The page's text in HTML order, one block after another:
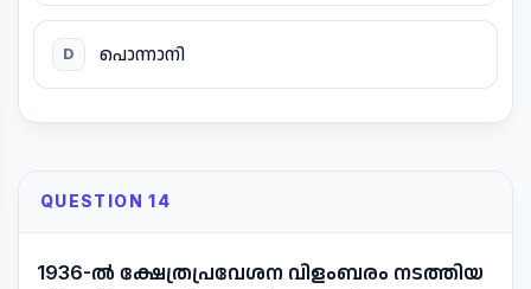
D പൊന്നാനി
QUESTION 14
1936-ൽ ക്ഷേത്രപ്രവേശന വിളംബരം നടത്തിയ